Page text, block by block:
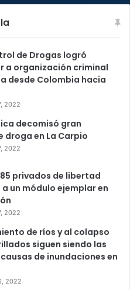
de Drogas logró
a organización criminal
desde Colombia hacia
2022
decomisó gran
droga en La Carpio
2022
privados de libertad
un módulo ejemplar en
2022
de ríos y al colapso
siguen siendo las
de inundaciones en
2022